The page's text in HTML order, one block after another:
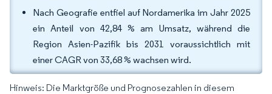
Nach Geografie entfiel auf Nordamerika im Jahr 2025
ein Anteil von 42,84 % am Umsatz, während die
Region Asien-Pazifik bis 2031 voraussichtlich mit
einer CAGR von 33,68 % wachsen wird.
Hinweis: Die Marktgröße und Prognosezahlen in diesem